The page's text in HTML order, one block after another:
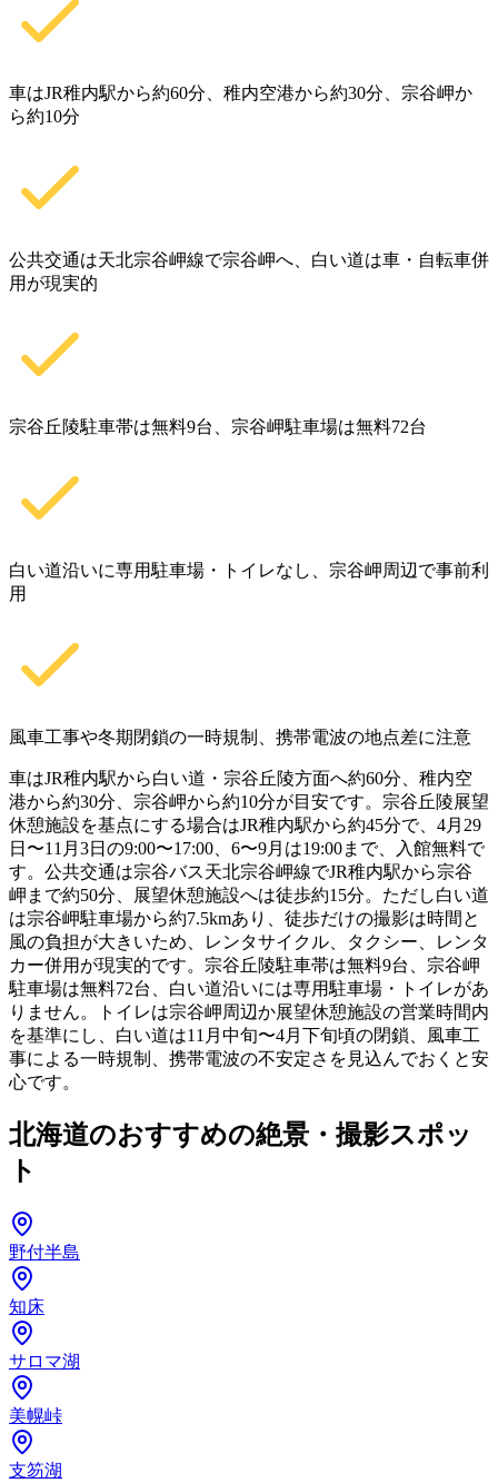
車はJR稚内駅から約60分、稚内空港から約30分、宗谷岬か
ら約10分
公共交通は天北宗谷岬線で宗谷岬へ、白い道は車・自転車併
用が現実的
宗谷丘陵駐車帯は無料9台、宗谷岬駐車場は無料72台
白い道沿いに専用駐車場・トイレなし、宗谷岬周辺で事前利
用
風車工事や冬期閉鎖の一時規制、携帯電波の地点差に注意
車はJR稚内駅から白い道・宗谷丘陵方面へ約60分、稚内空
港から約30分、宗谷岬から約10分が目安です。宗谷丘陵展望
休憩施設を基点にする場合はJR稚内駅から約45分で、4月29
日〜11月3日の9:00〜17:00、6〜9月は19:00まで、入館無料で
す。公共交通は宗谷バス天北宗谷岬線でJR稚内駅から宗谷
岬まで約50分、展望休憩施設へは徒歩約15分。ただし白い道
は宗谷岬駐車場から約7.5kmあり、徒歩だけの撮影は時間と
風の負担が大きいため、レンタサイクル、タクシー、レンタ
カー併用が現実的です。宗谷丘陵駐車帯は無料9台、宗谷岬
駐車場は無料72台、白い道沿いには専用駐車場・トイレがあ
りません。トイレは宗谷岬周辺か展望休憩施設の営業時間内
を基準にし、白い道は11月中旬〜4月下旬頃の閉鎖、風車工
事による一時規制、携帯電波の不安定さを見込んでおくと安
心です。
北海道のおすすめの絶景・撮影スポッ
ト
野付半島
知床
サロマ湖
美幌峠
支笏湖